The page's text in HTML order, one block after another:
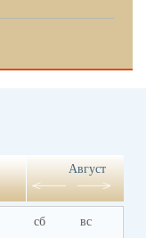
Август
сб вс